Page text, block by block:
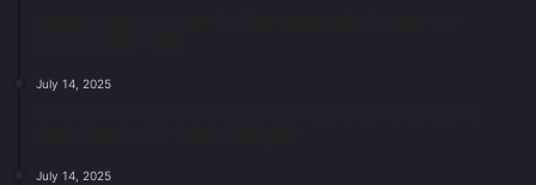
July 14, 2025
July 14, 2025